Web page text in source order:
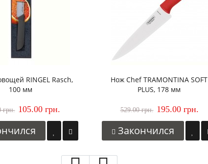
RINGEL Rasch,
100 мм
грн. 105.00 грн.
Нож Chef TRAMONTINA SOFT
PLUS, 178 мм
529.00 грн. 195.00 грн.
Закончился